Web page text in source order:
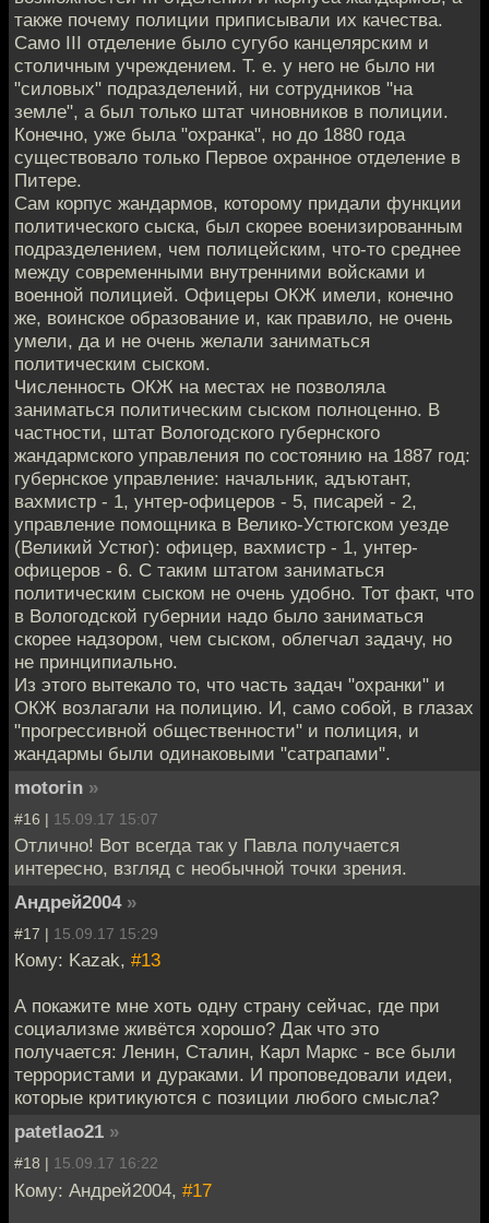
также почему полиции приписывали их качества.
Само III отделение было сугубо канцелярским и
столичным учреждением. Т. е. у него не было ни
"силовых" подразделений, ни сотрудников "на
земле", а был только штат чиновников в полиции.
Конечно, уже была "охранка", но до 1880 года
существовало только Первое охранное отделение в
Питере.
Сам корпус жандармов, которому придали функции
политического сыска, был скорее военизированным
подразделением, чем полицейским, что-то среднее
между современными внутренними войсками и
военной полицией. Офицеры ОКЖ имели, конечно
же, воинское образование и, как правило, не очень
умели, да и не очень желали заниматься
политическим сыском.
Численность ОКЖ на местах не позволяла
заниматься политическим сыском полноценно. В
частности, штат Вологодского губернского
жандармского управления по состоянию на 1887 год:
губернское управление: начальник, адъютант,
вахмистр - 1, унтер-офицеров - 5, писарей - 2,
управление помощника в Велико-Устюгском уезде
(Великий Устюг): офицер, вахмистр - 1, унтер-
офицеров - 6. С таким штатом заниматься
политическим сыском не очень удобно. Тот факт, что
в Вологодской губернии надо было заниматься
скорее надзором, чем сыском, облегчал задачу, но
не принципиально.
Из этого вытекало то, что часть задач "охранки" и
ОКЖ возлагали на полицию. И, само собой, в глазах
"прогрессивной общественности" и полиция, и
жандармы были одинаковыми "сатрапами".
motorin »
#16 | 15.09.17 15:07
Отлично! Вот всегда так у Павла получается
интересно, взгляд с необычной точки зрения.
Андрей2004 »
#17 | 15.09.17 15:29
Кому: Kazak, #13
А покажите мне хоть одну страну сейчас, где при
социализме живётся хорошо? Дак что это
получается: Ленин, Сталин, Карл Маркс - все были
террористами и дураками. И проповедовали идеи,
которые критикуются с позиции любого смысла?
patetlao21 »
#18 | 15.09.17 16:22
Кому: Андрей2004, #17